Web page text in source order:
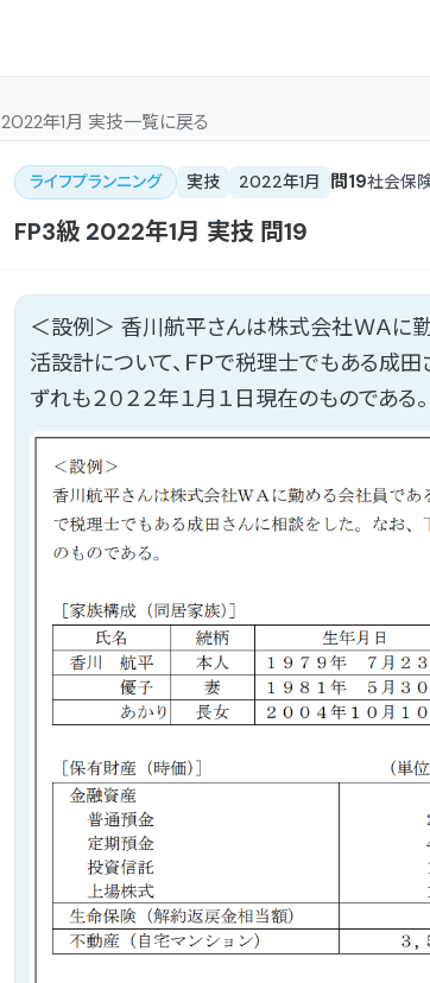
2022年1月 実技一覧に戻る
ライフプランニング 実技 2022年1月 問19社会保
FP3級 2022年1月 実技 問19
＜設例＞ 香川航平さんは株式会社ＷＡに
活設計について、ＦＰで税理士でもある成
ずれも２０２２年１月１日現在のものである。